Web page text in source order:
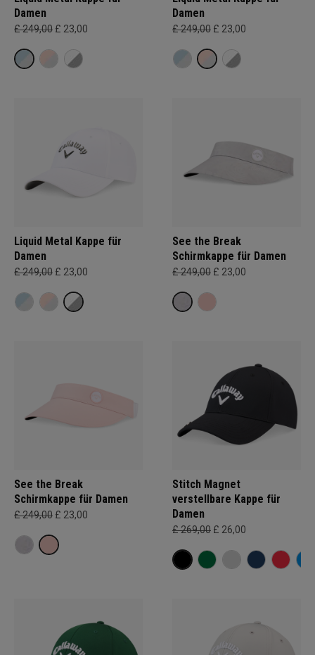
Damen
£ 249,00 £ 23,00
Damen
£ 249,00 £ 23,00
Liquid Metal Kappe für
Damen
£ 249,00 £ 23,00
See the Break
Schirmkappe für Damen
£ 249,00 £ 23,00
See the Break
Schirmkappe für Damen
£ 249,00 £ 23,00
Stitch Magnet
verstellbare Kappe für
Damen
£ 269,00 £ 26,00